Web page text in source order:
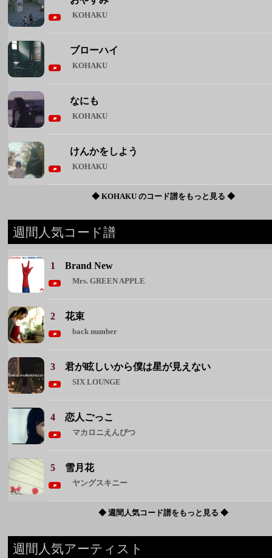
なにも
けんかをしよう
◆ KOHAKU のコード譜をもっと見る ◆
1 Brand New
Mrs. GREEN APPLE
2花束
back number
3君が眩しいから僕は星が見えない
4恋人ごっこ
5雪月花
◆ 週間人気コード譜をもっと見る ◆
1 Mrs. GREEN APPLE
3 マカロニえんぴつ